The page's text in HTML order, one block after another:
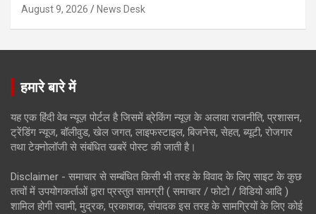
August 9, 2026 News Desk
हमारे बारे में
यह एक हिंदी वेब न्यूज़ पोर्टल है जिसमें ब्रेकिंग न्यूज़ के अलावा राजनीति, प्रशासन,
ट्रेंडिंग न्यूज, बॉलीवुड, खेल जगत, लाइफस्टाइल, बिजनेस, सेहत, ब्यूटी, रोजगार
तथा टेक्नोलॉजी से संबंधित खबरें पोस्ट की जाती है।
Disclaimer - समाचार से सम्बंधित किसी भी तरह के विवाद के लिए साइट के कुछ
तत्वों में उपयोगकर्ताओं द्वारा प्रस्तुत सामग्री ( समाचार / फोटो / विडियो आदि )
शामिल होगी स्वामी, मुद्रक, प्रकाशक, संपादक इस तरह के सामग्रियों के लिए कोई